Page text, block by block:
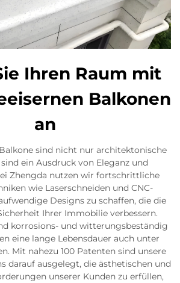
Ihren Raum mit
Balkonen
an
sind nicht nur architektonische
ein Ausdruck von Eleganz und
Zhengda nutzen wir fortschrittliche
wie Laserschneiden und CNC-
Designs zu schaffen, die die
Ihrer Immobilie verbessern.
korrosions- und witterungsbeständig
eine lange Lebensdauer auch unter
Mit nahezu 100 Patenten sind unsere
darauf ausgelegt, die ästhetischen und
unserer Kunden zu erfüllen,